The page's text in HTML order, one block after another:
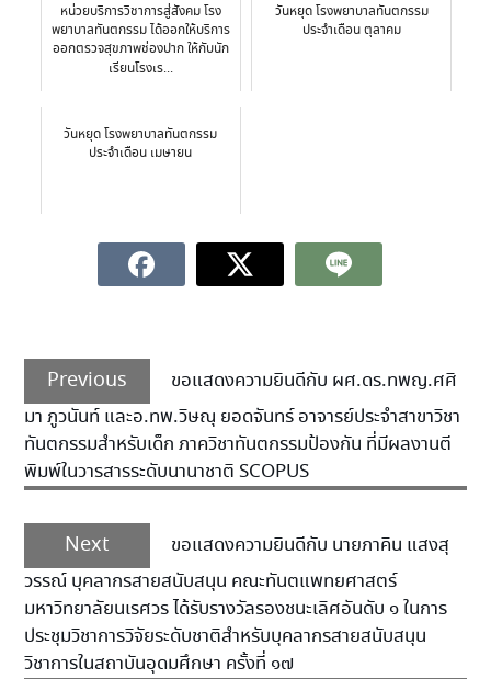
หน่วยบริการวิชาการสู่สังคม โรง
พยาบาลทันตกรรม ได้ออกให้บริการ
ออกตรวจสุขภาพช่องปาก ให้กับนัก
เรียนโรงเร...
วันหยุด โรงพยาบาลทันตกรรม
ประจำเดือน ตุลาคม
วันหยุด โรงพยาบาลทันตกรรม
ประจำเดือน เมษายน
Previous
ขอแสดงความยินดีกับ ผศ.ดร.ทพญ.ศศิ
มา ภูวนันท์ และอ.ทพ.วิษณุ ยอดจันทร์ อาจารย์ประจำสาขาวิชา
ทันตกรรมสำหรับเด็ก ภาควิชาทันตกรรมป้องกัน ที่มีผลงานตี
พิมพ์ในวารสารระดับนานาชาติ SCOPUS
Next
ขอแสดงความยินดีกับ นายภาคิน แสงสุ
วรรณ์ บุคลากรสายสนับสนุน คณะทันตแพทยศาสตร์
มหาวิทยาลัยนเรศวร ได้รับรางวัลรองชนะเลิศอันดับ ๑ ในการ
ประชุมวิชาการวิจัยระดับชาติสำหรับบุคลากรสายสนับสนุน
วิชาการในสถาบันอุดมศึกษา ครั้งที่ ๑๗